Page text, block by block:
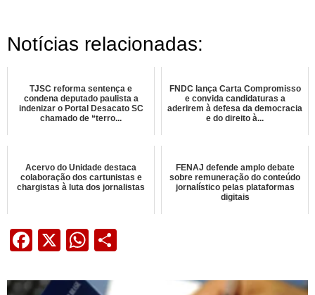
Notícias relacionadas:
TJSC reforma sentença e
condena deputado paulista a
indenizar o Portal Desacato SC
chamado de “terro...
FNDC lança Carta Compromisso
e convida candidaturas a
aderirem à defesa da democracia
e do direito à...
Acervo do Unidade destaca
colaboração dos cartunistas e
chargistas à luta dos jornalistas
FENAJ defende amplo debate
sobre remuneração do conteúdo
jornalístico pelas plataformas
digitais
Facebook
X WhatsApp